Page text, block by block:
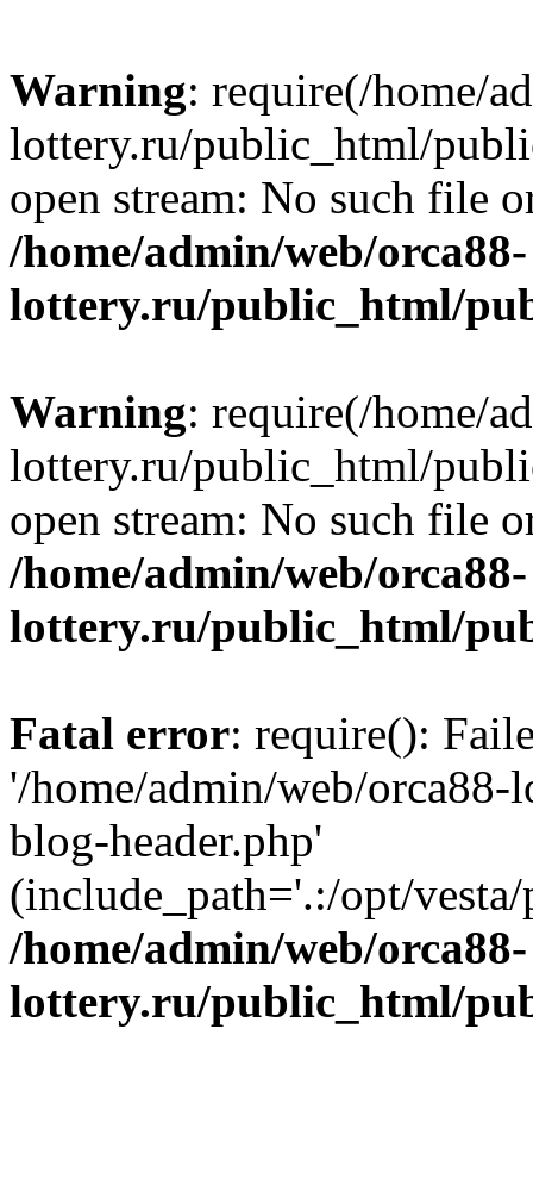
Warning: require(/home/
lottery.ru/public_html/
open stream: No such file
/home/admin/web/orca88-
lottery.ru/public_html/
Warning: require(/home/
lottery.ru/public_html/
open stream: No such file
/home/admin/web/orca88-
lottery.ru/public_html/
Fatal error: require():
'/home/admin/web/
blog-header.php'
(include_path='.:/opt/
/home/admin/web/orca88-
lottery.ru/public_html/